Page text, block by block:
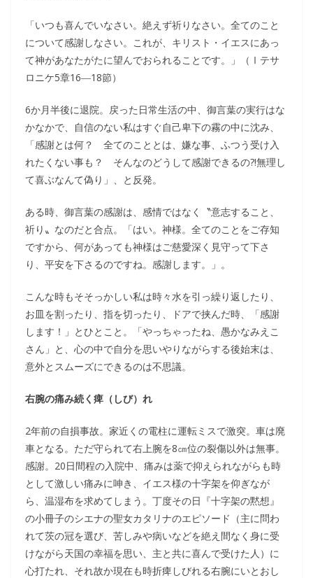
「いつも喜んでいなさい。絶えず祈りなさい。全てのこと
について感謝しなさい。これが、キリスト・イエスにあっ
て神があなたがたに望んでおられることです。」（Ⅰテサ
ロニケ5章16―18節）
6か月半後に退院。戻った日常生活の中、御言葉の実行はな
かなかで、自信のない私はすぐ自己卑下の霧の中に沈み、
「感謝とは何？ 全てのこととは、嫌な事、ふつう受け入
れたくない事も？ そんなのどうして感謝できるの?!無理し
て喜ぶなんて偽り」、と反発。
ある時、御言葉の感謝は、感情ではなく〝意志すること、
祈り〟なのだと合点。「はい。神様。全てのことをご存知
ですから、何があっても神様はご慈愛深く見守って下さ
り、平安を下さるのですね。感謝します。」。
こんな時もそそっかしい私は時々水を引っ繰り返したり、
お皿を割ったり、指を切ったり、ドアで挟んだ時、「感謝
します！」とひとこと。「やっちゃったね、愚かなみえこ
さん」と、心の中で自分を思いやりながらする後始末は、
意外とスムーズにできるのは不思議。
右腕の痛み続く痺（しび）れ
2年前の自損事故。家近くの電柱に運転ミスで激突。車は廃
車となる。ただ守られて右上腕を8㎝位の裂傷以外は無事。
感謝。20日間程の入院中、痛みは薬で抑えられながらも時
として激しい痛みに呻き、イエス様の十字架を仰ぎなが
ら、温湿布を求めてしまう。丁度その日『十字架の黙想』
の小冊子のシエナの聖女カタリナのエピソード（主に問わ
れて茨の冠を選び、苦しみや病いなどを絶え間なく身に受
けながら天国の幸福を思い、主と共に喜んで受けた人）に
心打たれ、それ故か現在も時折痺しびれる右腕にいとおし